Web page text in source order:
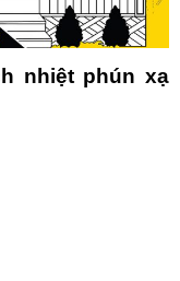
nhiệt phún xạ